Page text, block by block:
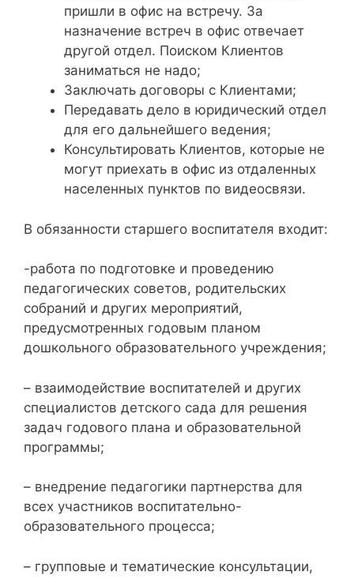
пришли в офис на встречу. За
назначение встреч в офис отвечает
другой отдел. Поиском Клиентов
заниматься не надо;
Заключать договоры с Клиентами;
Передавать дело в юридический отдел
для его дальнейшего ведения;
Консультировать Клиентов, которые не
могут приехать в офис из отдаленных
населенных пунктов по видеосвязи.
В обязанности старшего воспитателя входит:
-работа по подготовке и проведению
педагогических советов, родительских
собраний и других мероприятий,
предусмотренных годовым планом
дошкольного образовательного учреждения;
– взаимодействие воспитателей и других
специалистов детского сада для решения
задач годового плана и образовательной
программы;
– внедрение педагогики партнерства для
всех участников воспитательно-
образовательного процесса;
– групповые и тематические консультации,